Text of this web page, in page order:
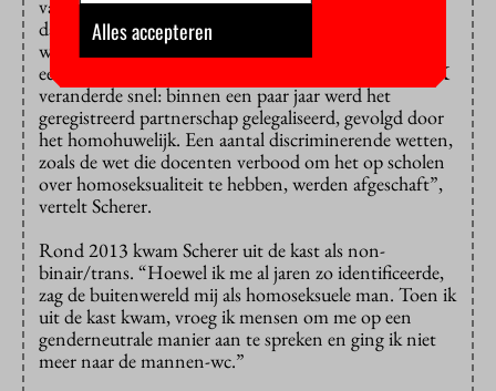
van LHBTQ+-rechten dan Nederland, waar Scherer
daarvoor woonde. “Toen we naar het VK kwamen,
was ons huwelijk daar niet geldig en verloren we ook
een aantal andere rechten. Maar het klimaat in het VK
veranderde snel: binnen een paar jaar werd het
geregistreerd partnerschap gelegaliseerd, gevolgd door
het homohuwelijk. Een aantal discriminerende wetten,
zoals de wet die docenten verbood om het op scholen
over homoseksualiteit te hebben, werden afgeschaft”,
vertelt Scherer.
Rond 2013 kwam Scherer uit de kast als non-
binair/trans. “Hoewel ik me al jaren zo identificeerde,
zag de buitenwereld mij als homoseksuele man. Toen ik
uit de kast kwam, vroeg ik mensen om me op een
genderneutrale manier aan te spreken en ging ik niet
meer naar de mannen-wc.”
Alles accepteren